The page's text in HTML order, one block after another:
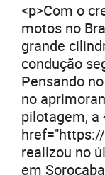
<p>Com o
motos no
grande
condução
Pensando
no
pilotagem, a
realizou no
em